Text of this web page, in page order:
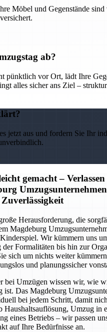
Möbel und Gegenstände sind
ab?
pünktlich vor Ort, lädt Ihre
alles sicher ans Ziel –
jetzt aus und fordern Sie Ihr
gemacht – Verlassen
Herausforderung, die
Magdeburg
Wir kümmern uns
Formalitäten bis hin zur
sich um nichts weiter
und planungssicher
bei Umzügen wissen wir, wie
ist. Das Magdeburg
bei jedem Schritt, damit
Haushaltsauflösung, Umzug in
eines Betriebs – wir passen
auf Ihre Bedürfnisse an.